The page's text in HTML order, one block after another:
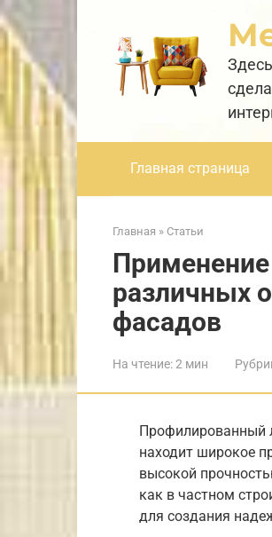
Перейти
к
контенту
Главная страница
Главная » Статьи
различных
фасадов
На чтение:2 мин
Профилированный
находит широкое
высокой
как в частном
для создания